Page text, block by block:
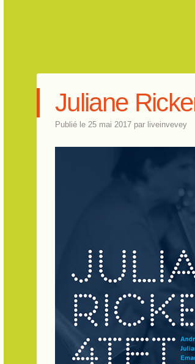
Juliane
Publié le 25 mai 2017 par liveinvevey